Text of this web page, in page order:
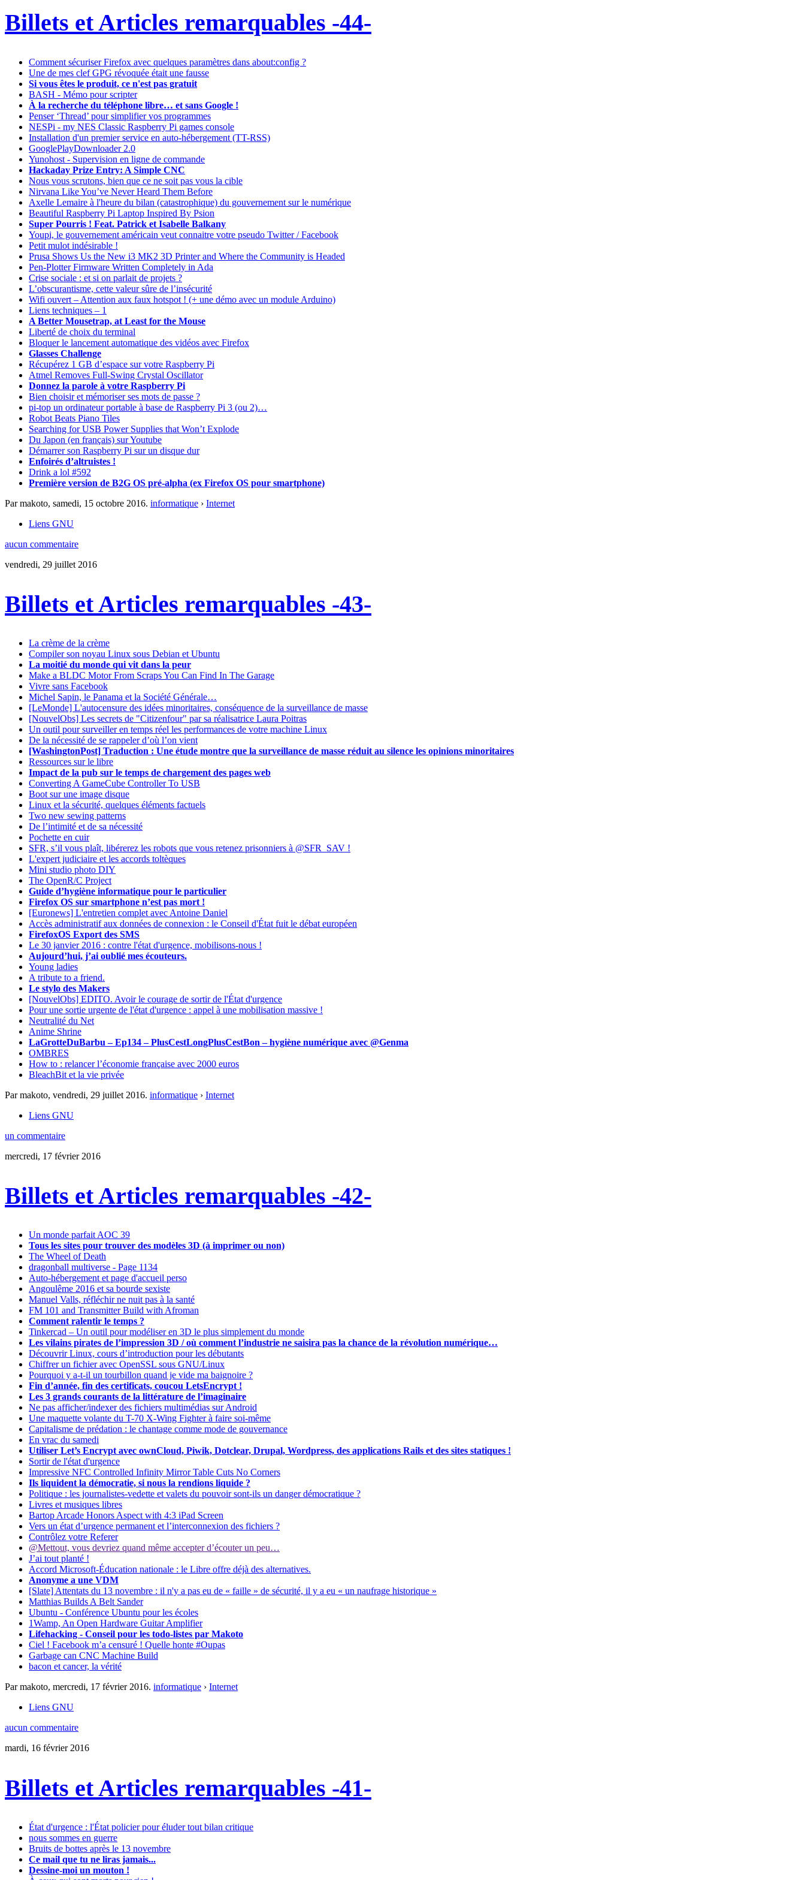
Billets et Articles remarquables -44-
Comment sécuriser Firefox avec quelques paramètres dans about:config ?
Une de mes clef GPG révoquée était une fausse
Si vous êtes le produit, ce n'est pas gratuit
BASH - Mémo pour scripter
À la recherche du téléphone libre… et sans Google !
Penser ‘Thread’ pour simplifier vos programmes
NESPi - my NES Classic Raspberry Pi games console
Installation d'un premier service en auto-hébergement (TT-RSS)
GooglePlayDownloader 2.0
Yunohost - Supervision en ligne de commande
Hackaday Prize Entry: A Simple CNC
Nous vous scrutons, bien que ce ne soit pas vous la cible
Nirvana Like You’ve Never Heard Them Before
Axelle Lemaire à l'heure du bilan (catastrophique) du gouvernement sur le numérique
Beautiful Raspberry Pi Laptop Inspired By Psion
Super Pourris ! Feat. Patrick et Isabelle Balkany
Youpi, le gouvernement américain veut connaitre votre pseudo Twitter / Facebook
Petit mulot indésirable !
Prusa Shows Us the New i3 MK2 3D Printer and Where the Community is Headed
Pen-Plotter Firmware Written Completely in Ada
Crise sociale : et si on parlait de projets ?
L’obscurantisme, cette valeur sûre de l’insécurité
Wifi ouvert – Attention aux faux hotspot ! (+ une démo avec un module Arduino)
Liens techniques – 1
A Better Mousetrap, at Least for the Mouse
Liberté de choix du terminal
Bloquer le lancement automatique des vidéos avec Firefox
Glasses Challenge
Récupérez 1 GB d’espace sur votre Raspberry Pi
Atmel Removes Full-Swing Crystal Oscillator
Donnez la parole à votre Raspberry Pi
Bien choisir et mémoriser ses mots de passe ?
pi-top un ordinateur portable à base de Raspberry Pi 3 (ou 2)…
Robot Beats Piano Tiles
Searching for USB Power Supplies that Won’t Explode
Du Japon (en français) sur Youtube
Démarrer son Raspberry Pi sur un disque dur
Enfoirés d’altruistes !
Drink a lol #592
Première version de B2G OS pré-alpha (ex Firefox OS pour smartphone)
Par makoto, samedi, 15 octobre 2016. informatique › Internet
Liens GNU
aucun commentaire
vendredi, 29 juillet 2016
Billets et Articles remarquables -43-
La crème de la crème
Compiler son noyau Linux sous Debian et Ubuntu
La moitié du monde qui vit dans la peur
Make a BLDC Motor From Scraps You Can Find In The Garage
Vivre sans Facebook
Michel Sapin, le Panama et la Société Générale…
[LeMonde] L'autocensure des idées minoritaires, conséquence de la surveillance de masse
[NouvelObs] Les secrets de "Citizenfour" par sa réalisatrice Laura Poitras
Un outil pour surveiller en temps réel les performances de votre machine Linux
De la nécessité de se rappeler d’où l’on vient
[WashingtonPost] Traduction : Une étude montre que la surveillance de masse réduit au silence les opinions minoritaires
Ressources sur le libre
Impact de la pub sur le temps de chargement des pages web
Converting A GameCube Controller To USB
Boot sur une image disque
Linux et la sécurité, quelques éléments factuels
Two new sewing patterns
De l’intimité et de sa nécessité
Pochette en cuir
SFR, s’il vous plaît, libérerez les robots que vous retenez prisonniers à @SFR_SAV !
L'expert judiciaire et les accords toltèques
Mini studio photo DIY
The OpenR/C Project
Guide d’hygiène informatique pour le particulier
Firefox OS sur smartphone n’est pas mort !
[Euronews] L'entretien complet avec Antoine Daniel
Accès administratif aux données de connexion : le Conseil d'État fuit le débat européen
FirefoxOS Export des SMS
Le 30 janvier 2016 : contre l'état d'urgence, mobilisons-nous !
Aujourd’hui, j’ai oublié mes écouteurs.
Young ladies
A tribute to a friend.
Le stylo des Makers
[NouvelObs] EDITO. Avoir le courage de sortir de l'État d'urgence
Pour une sortie urgente de l'état d'urgence : appel à une mobilisation massive !
Neutralité du Net
Anime Shrine
LaGrotteDuBarbu – Ep134 – PlusCestLongPlusCestBon – hygiène numérique avec @Genma
OMBRES
How to : relancer l’économie française avec 2000 euros
BleachBit et la vie privée
Par makoto, vendredi, 29 juillet 2016. informatique › Internet
Liens GNU
un commentaire
mercredi, 17 février 2016
Billets et Articles remarquables -42-
Un monde parfait AOC 39
Tous les sites pour trouver des modèles 3D (à imprimer ou non)
The Wheel of Death
dragonball multiverse - Page 1134
Auto-hébergement et page d'accueil perso
Angoulême 2016 et sa bourde sexiste
Manuel Valls, réfléchir ne nuit pas à la santé
FM 101 and Transmitter Build with Afroman
Comment ralentir le temps ?
Tinkercad – Un outil pour modéliser en 3D le plus simplement du monde
Les vilains pirates de l’impression 3D / où comment l’industrie ne saisira pas la chance de la révolution numérique…
Découvrir Linux, cours d’introduction pour les débutants
Chiffrer un fichier avec OpenSSL sous GNU/Linux
Pourquoi y a-t-il un tourbillon quand je vide ma baignoire ?
Fin d’année, fin des certificats, coucou LetsEncrypt !
Les 3 grands courants de la littérature de l’imaginaire
Ne pas afficher/indexer des fichiers multimédias sur Android
Une maquette volante du T-70 X-Wing Fighter à faire soi-même
Capitalisme de prédation : le chantage comme mode de gouvernance
En vrac du samedi
Utiliser Let’s Encrypt avec ownCloud, Piwik, Dotclear, Drupal, Wordpress, des applications Rails et des sites statiques !
Sortir de l'état d'urgence
Impressive NFC Controlled Infinity Mirror Table Cuts No Corners
Ils liquident la démocratie, si nous la rendions liquide ?
Politique : les journalistes-vedette et valets du pouvoir sont-ils un danger démocratique ?
Livres et musiques libres
Bartop Arcade Honors Aspect with 4:3 iPad Screen
Vers un état d’urgence permanent et l’interconnexion des fichiers ?
Contrôlez votre Referer
@Mettout, vous devriez quand même accepter d’écouter un peu…
J’ai tout planté !
Accord Microsoft-Éducation nationale : le Libre offre déjà des alternatives.
Anonyme a une VDM
[Slate] Attentats du 13 novembre : il n'y a pas eu de « faille » de sécurité, il y a eu « un naufrage historique »
Matthias Builds A Belt Sander
Ubuntu - Conférence Ubuntu pour les écoles
1Wamp, An Open Hardware Guitar Amplifier
Lifehacking - Conseil pour les todo-listes par Makoto
Ciel ! Facebook m’a censuré ! Quelle honte #Oupas
Garbage can CNC Machine Build
bacon et cancer, la vérité
Par makoto, mercredi, 17 février 2016. informatique › Internet
Liens GNU
aucun commentaire
mardi, 16 février 2016
Billets et Articles remarquables -41-
État d'urgence : l'État policier pour éluder tout bilan critique
nous sommes en guerre
Bruits de bottes après le 13 novembre
Ce mail que tu ne liras jamais...
Dessine-moi un mouton !